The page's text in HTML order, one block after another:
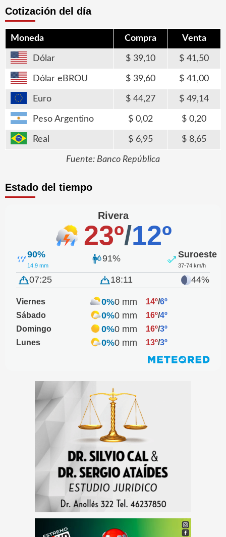
Cotización del día
Moneda Compra Venta
Dólar 39,10 41,50
Dólar eBROU 39,60 41,00
Euro 44,27 49,14
Peso Argentino 0,02 0,20
Real 6,95 8,65
Fuente: Banco República
Estado del tiempo
Rivera
23º/12º
90%
14.9 mm
91% Suroeste
37-74 km/h
07:25 18:11 44%
Viernes 0%0 mm 14º/6º
Sábado
0%0 mm 16º/4º
Domingo
0%0 mm 16º/3º
Lunes
0%0 mm 13º/3º